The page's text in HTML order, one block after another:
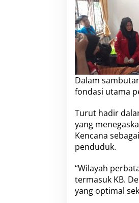
Dalam
fondasi utama
Turut hadir
yang
Kencana
penduduk.
“Wilayah
termasuk KB.
yang optimal